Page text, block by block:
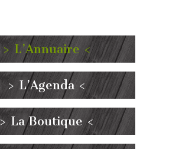
> L’Annuaire <
> L’Agenda <
La Boutique <